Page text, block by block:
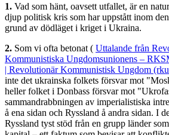
1. Vad som hänt, oavsett utfallet, är en
djup politisk kris som har uppstått inom
grund av dödläget i kriget i Ukraina.
2. Som vi ofta betonat ( Uttalande från
Kommunistiska Ungdomsunionens –
| Revolutionär Kommunistisk Ungdom
inte det ukrainska folkets försvar mot
heller folket i Donbass försvar mot
sammandrabbningen av imperialistiska
å ena sidan och Ryssland å andra sidan. I
Ryssland tyst stöd från en grupp länder